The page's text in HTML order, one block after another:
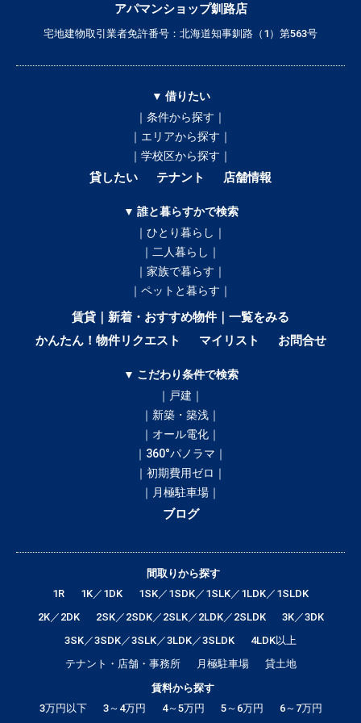
アパマンショップ釧路店
宅地建物取引業者免許番号：北海道知事釧路（1）第563号
▼ 借りたい
｜条件から探す｜
｜エリアから探す｜
｜学校区から探す｜
貸したい テナント 店舗情報
▼ 誰と暮らすかで検索
｜ひとり暮らし｜
｜二人暮らし｜
｜家族で暮らす｜
｜ペットと暮らす｜
賃貸｜新着・おすすめ物件｜一覧をみる
かんたん！物件リクエスト
マイリスト お問合せ
▼ こだわり条件で検索
｜戸建｜
｜新築・築浅｜
｜オール電化｜
｜360°パノラマ｜
｜初期費用ゼロ｜
｜月極駐車場｜
ブログ
間取りから探す
1R
1K／1DK
1SK／1SDK／1SLK／1LDK／1SLDK
2K／2DK
2SK／2SDK／2SLK／2LDK／2SLDK
3K／3DK
3SK／3SDK／3SLK／3LDK／3SLDK
4LDK以上
テナント・店舗・事務所
月極駐車場
貸土地
賃料から探す
3万円以下
3～4万円 4～5万円 5～6万円 6～7万円